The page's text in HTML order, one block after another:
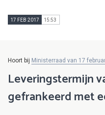
17 FEB 2017 15:53
Hoort bij Ministerraad van 17
Leveringstermijn
gefrankeerd met